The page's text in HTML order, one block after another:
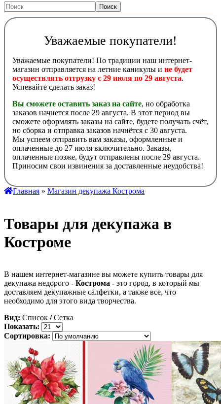
Уважаемые покупатели!
Уважаемые покупатели! По традиции наш интернет-
магазин отправляется на летние каникулы и не будет
осуществлять отгрузку с 29 июля по 29 августа.
Успевайте сделать заказ!
Вы сможете оставить заказ на сайте, но обработка
заказов начнется после 29 августа. В этот период вы
сможете оформлять заказы на сайте, будете получать счёт,
но сборка и отправка заказов начнётся с 30 августа.
Мы успеем отправить вам заказы, оформленные и
оплаченные до 27 июля включительно. Заказы,
оплаченные позже, будут отправлены после 29 августа.
Приносим свои извинения за доставленные неудобства!
Главная » Магазин декупажа Кострома
Товары для декупажа в
Костроме
В нашем интернет-магазине вы можете купить товары для
декупажа недорого - Кострома - это город, в который мы
доставляем декупажные салфетки, а также все, что
необходимо для этого вида творчества.
Вид: Список / Сетка
Показать:
Сортировка: